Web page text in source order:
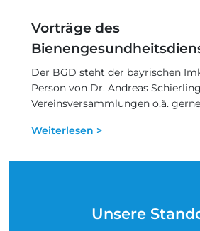
Vorträge des
Der BGD steht der bayrischen
Person von Dr. Andreas
Vereinsversammlungen o.ä.
Weiterlesen >
Unsere